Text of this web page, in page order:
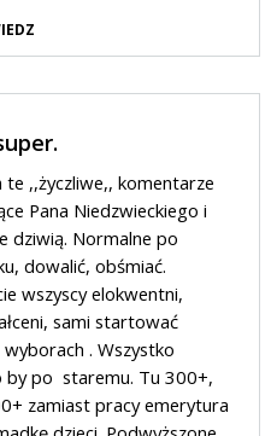
te ,,życzliwe,, komentarze
Pana Niedzwieckiego i
dziwią. Normalne po
dowalić, obśmiać.
wszyscy elokwentni,
sami startować
. Wszystko
by po staremu. Tu 300+,
zamiast pracy emerytura